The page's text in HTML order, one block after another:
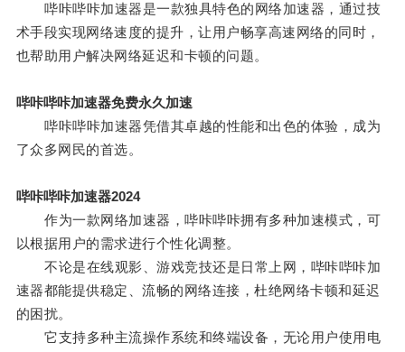
哔咔哔咔加速器是一款独具特色的网络加速器，通过技
术手段实现网络速度的提升，让用户畅享高速网络的同时，
也帮助用户解决网络延迟和卡顿的问题。
哔咔哔咔加速器免费永久加速
哔咔哔咔加速器凭借其卓越的性能和出色的体验，成为
了众多网民的首选。
哔咔哔咔加速器2024
作为一款网络加速器，哔咔哔咔拥有多种加速模式，可
以根据用户的需求进行个性化调整。
不论是在线观影、游戏竞技还是日常上网，哔咔哔咔加
速器都能提供稳定、流畅的网络连接，杜绝网络卡顿和延迟
的困扰。
它支持多种主流操作系统和终端设备，无论用户使用电